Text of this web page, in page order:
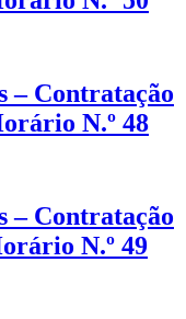
– Contratação
N.º 48
– Contratação
N.º 49